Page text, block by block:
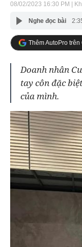
08/02/2023 16:30 PM |
Nghe đọc bài
Thêm AutoPro trên
Doanh nhân
tay côn đặc
của mình.